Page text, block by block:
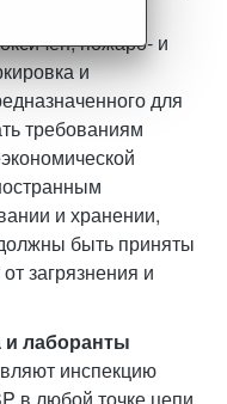
пожаро- и
и
для
требованиям
и хранении,
быть приняты
загрязнения и
и лаборанты
инспекцию
в любой точке цепи